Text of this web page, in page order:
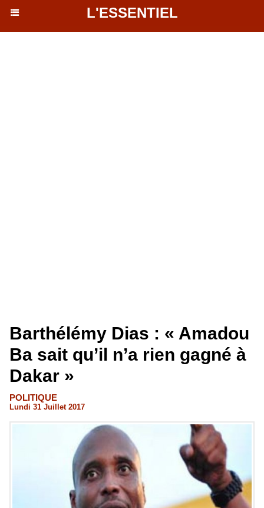
L'ESSENTIEL
Barthélémy Dias : « Amadou
Ba sait qu’il n’a rien gagné à
Dakar »
POLITIQUE
Lundi 31 Juillet 2017